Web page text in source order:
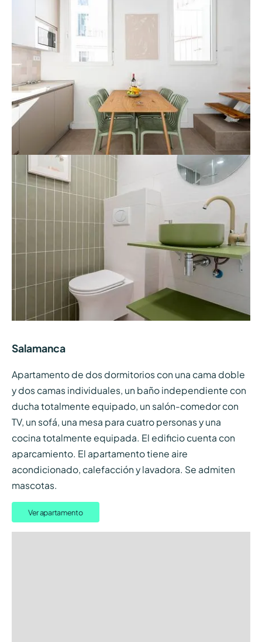
Salamanca
Apartamento de dos dormitorios con una cama doble
y dos camas individuales, un baño independiente con
ducha totalmente equipado, un salón-comedor con
TV, un sofá, una mesa para cuatro personas y una
cocina totalmente equipada. El edificio cuenta con
aparcamiento. El apartamento tiene aire
acondicionado, calefacción y lavadora. Se admiten
mascotas.
Ver apartamento